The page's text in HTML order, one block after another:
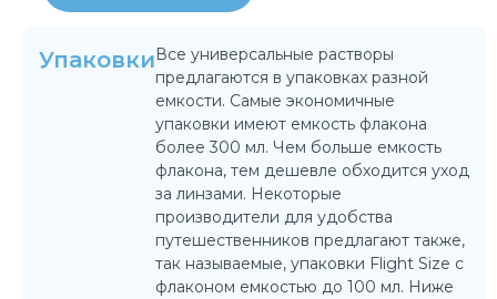
Упаковки Все универсальные растворы
предлагаются в упаковках разной
емкости. Самые экономичные
упаковки имеют емкость флакона
более 300 мл. Чем больше емкость
флакона, тем дешевле обходится уход
за линзами. Некоторые
производители для удобства
путешественников предлагают также,
так называемые, упаковки Flight Size с
флаконом емкостью до 100 мл. Ниже